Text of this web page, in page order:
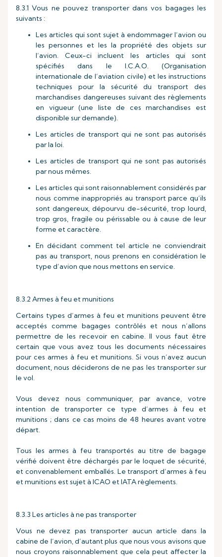
8.3.1 Vous ne pouvez transporter dans vos bagages les
suivants :
Les articles qui sont sujet à endommager l’avion ou
les personnes et les la propriété des objets sur
l’avion. Ceux-ci incluent les articles qui sont
spécifiés dans le I.C.A.O. (Organisation
internationale de l’aviation civile) et les instructions
techniques pour la sécurité du transport des
marchandises dangereuses suivant des règlements
en vigueur (une liste de ces marchandises est
disponible sur demande).
Les articles de transport qui ne sont pas autorisés
par la loi.
Les articles de transport qui ne sont pas autorisés
par nous mêmes.
Les articles qui sont raisonnablement considérés par
nous comme inappropriés au transport parce qu’ils
sont dangereux, dépourvu de-sécurité, trop lourd,
trop gros, fragile ou périssable ou à cause de leur
forme et caractère.
En décidant comment tel article ne conviendrait
pas au transport, nous prenons en considération le
type d’avion que nous mettons en service.
8.3.2 Armes à feu et munitions
Certains types d’armes à feu et munitions peuvent être
acceptés comme bagages contrôlés et nous n’allons
permettre de les recevoir en cabine. Il vous faut être
certain que vous avez tous les documents nécessaires
pour ces armes à feu et munitions. Si vous n’avez aucun
document, nous déciderons de ne pas les transporter sur
le vol.
Vous devez nous communiquer, par avance, votre
intention de transporter ce type d’armes à feu et
munitions ; dans ce cas moins de 48 heures avant votre
départ.
Tous les armes à feu transportés au titre de bagage
vérifié doivent être déchargés par le loquet de sécurité,
et convenablement emballés. Le transport d’armes à feu
et munitions est sujet à ICAO et IATA règlements.
8.3.3 Les articles à ne pas transporter
Vous ne devez pas transporter aucun article dans la
cabine de l’avion, d’autant plus que nous vous avisons que
nous croyons raisonnablement que cela peut affecter la